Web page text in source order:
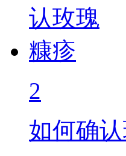
2
如何确